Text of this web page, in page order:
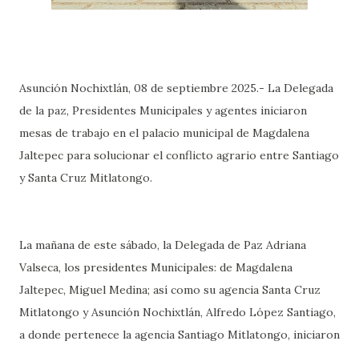
Asunción Nochixtlán, 08 de septiembre 2025.- La Delegada
de la paz, Presidentes Municipales y agentes iniciaron
mesas de trabajo en el palacio municipal de Magdalena
Jaltepec para solucionar el conflicto agrario entre Santiago
y Santa Cruz Mitlatongo.
La mañana de este sábado, la Delegada de Paz Adriana
Valseca, los presidentes Municipales: de Magdalena
Jaltepec, Miguel Medina; así como su agencia Santa Cruz
Mitlatongo y Asunción Nochixtlán, Alfredo López Santiago,
a donde pertenece la agencia Santiago Mitlatongo, iniciaron